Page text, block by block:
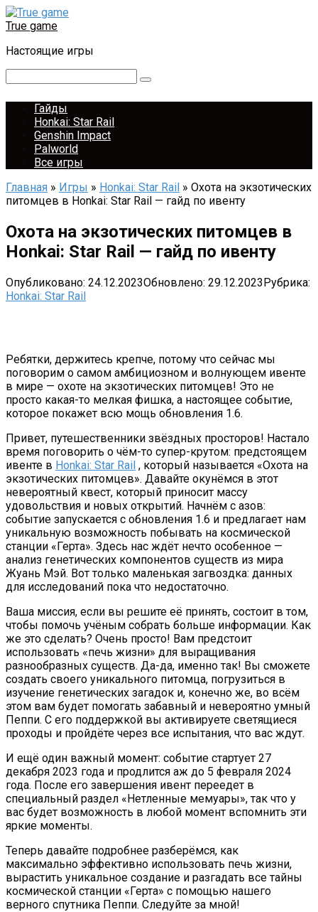
Перейти
к
True game
Настоящие игры
Гайды
Honkai: Star Rail
Genshin Impact
Palworld
Все игры
Главная » Игры » Honkai: Star Rail » Охота на экзотических
питомцев в Honkai: Star Rail — гайд по ивенту
Охота на экзотических питомцев в
Honkai: Star Rail — гайд по ивенту
Опубликовано: 24.12.2023Обновлено: 29.12.2023Рубрика:
Honkai: Star Rail
Ребятки, держитесь крепче, потому что сейчас мы
поговорим о самом амбициозном и волнующем ивенте
в мире — охоте на экзотических питомцев! Это не
просто какая-то мелкая фишка, а настоящее событие,
которое покажет всю мощь обновления 1.6.
Привет, путешественники звёздных просторов! Настало
время поговорить о чём-то супер-крутом: предстоящем
ивенте в Honkai: Star Rail , который называется «Охота на
экзотических питомцев». Давайте окунёмся в этот
невероятный квест, который приносит массу
удовольствия и новых открытий. Начнём с азов:
событие запускается с обновления 1.6 и предлагает нам
уникальную возможность побывать на космической
станции «Герта». Здесь нас ждёт нечто особенное —
анализ генетических компонентов существ из мира
Жуань Мэй. Вот только маленькая загвоздка: данных
для исследований пока что недостаточно.
Ваша миссия, если вы решите её принять, состоит в том,
чтобы помочь учёным собрать больше информации. Как
же это сделать? Очень просто! Вам предстоит
использовать «печь жизни» для выращивания
разнообразных существ. Да-да, именно так! Вы сможете
создать своего уникального питомца, погрузиться в
изучение генетических загадок и, конечно же, во всём
этом вам будет помогать забавный и невероятно умный
Пеппи. С его поддержкой вы активируете светящиеся
проходы и пройдёте через все испытания, что вас ждут.
И ещё один важный момент: событие стартует 27
декабря 2023 года и продлится аж до 5 февраля 2024
года. После его завершения ивент переедет в
специальный раздел «Нетленные мемуары», так что у
вас будет возможность в любой момент вспомнить эти
яркие моменты.
Теперь давайте подробнее разберёмся, как
максимально эффективно использовать печь жизни,
вырастить уникальное создание и разгадать все тайны
космической станции «Герта» с помощью нашего
верного спутника Пеппи. Следуйте за мной!